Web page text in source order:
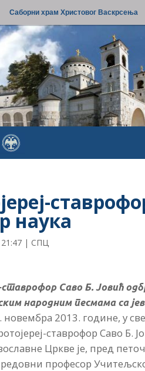
Саборни храм Христовог Васкрсења
наука
| СПЦ
ставрофор Саво Б. Јовић
народним песмама са
новембра 2013. године, у
ставрофор Саво Б.
Цркве је, пред
професор